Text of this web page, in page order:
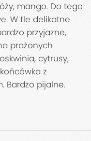
mango. Do tego
W tle delikatne
przyjazne,
prażonych
cytrusy,
z
Bardzo pijalne.